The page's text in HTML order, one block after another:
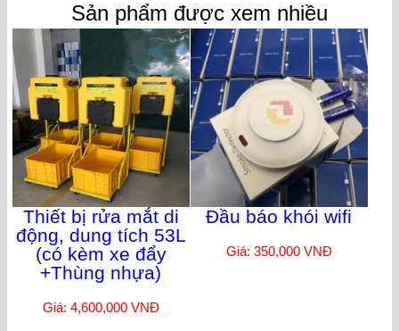
Sản phẩm được xem nhiều
Thiết bị rửa mắt di
động, dung tích 53L
(có kèm xe đẩy
+Thùng nhựa)
Giá: 4,600,000 VNĐ
Đầu báo khói wifi
Giá: 350,000 VNĐ